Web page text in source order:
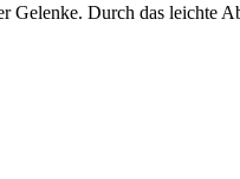
Durch das leichte